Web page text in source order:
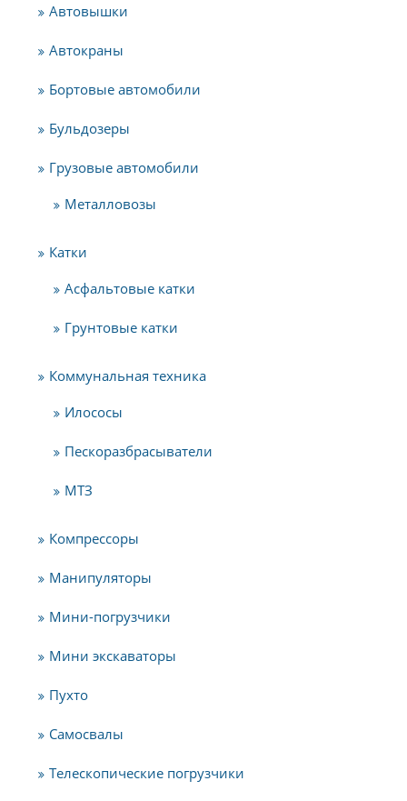
Автовышки
Автокраны
Бортовые автомобили
Бульдозеры
Грузовые автомобили
Металловозы
Катки
Асфальтовые катки
Грунтовые катки
Коммунальная техника
Илососы
Пескоразбрасыватели
МТЗ
Компрессоры
Манипуляторы
Мини-погрузчики
Мини экскаваторы
Пухто
Самосвалы
Телескопические погрузчики